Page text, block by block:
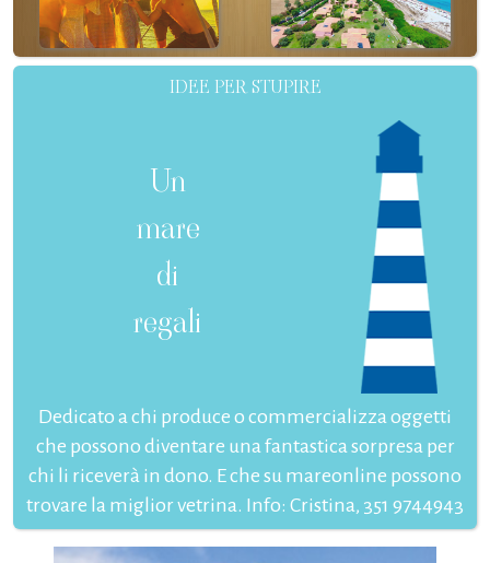
IDEE PER STUPIRE
Un
mare
di
regali
Dedicato a chi produce o commercializza oggetti
che possono diventare una fantastica sorpresa per
chi li riceverà in dono. E che su mareonline possono
trovare la miglior vetrina. Info: Cristina, 351 9744943